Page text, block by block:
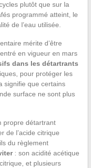
plutôt que sur la
programmé atteint, le
de l’eau utilisée.
mérite d’être
en vigueur en mars
dans les détartrants
pour protéger les
signifie que certains
surface ne sont plus
propre détartrant
de l’acide citrique
du règlement
: son acidité acétique
et plusieurs